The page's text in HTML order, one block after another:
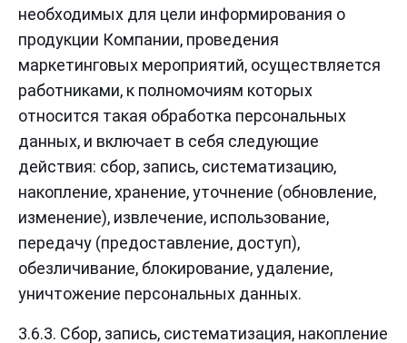
необходимых для цели информирования о
продукции Компании, проведения
маркетинговых мероприятий, осуществляется
работниками, к полномочиям которых
относится такая обработка персональных
данных, и включает в себя следующие
действия: сбор, запись, систематизацию,
накопление, хранение, уточнение (обновление,
изменение), извлечение, использование,
передачу (предоставление, доступ),
обезличивание, блокирование, удаление,
уничтожение персональных данных.
3.6.3. Сбор, запись, систематизация, накопление